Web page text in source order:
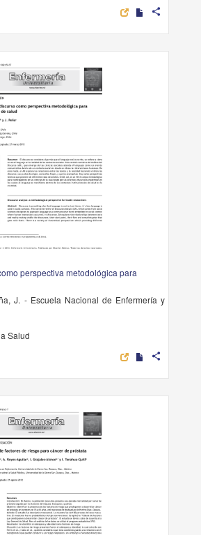
share
perspectiva metodológica para
J. - Escuela Nacional de Enfermería y
Salud
share